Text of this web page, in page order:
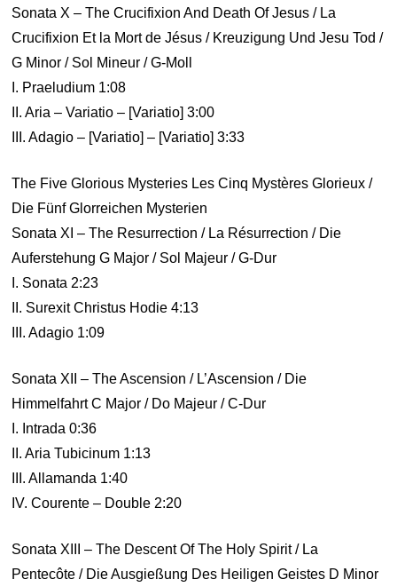
Sonata X – The Crucifixion And Death Of Jesus / La
Crucifixion Et la Mort de Jésus / Kreuzigung Und Jesu Tod /
G Minor / Sol Mineur / G-Moll
I. Praeludium 1:08
II. Aria – Variatio – [Variatio] 3:00
III. Adagio – [Variatio] – [Variatio] 3:33
The Five Glorious Mysteries Les Cinq Mystères Glorieux /
Die Fünf Glorreichen Mysterien
Sonata XI – The Resurrection / La Résurrection / Die
Auferstehung G Major / Sol Majeur / G-Dur
I. Sonata 2:23
II. Surexit Christus Hodie 4:13
III. Adagio 1:09
Sonata XII – The Ascension / L’Ascension / Die
Himmelfahrt C Major / Do Majeur / C-Dur
I. Intrada 0:36
II. Aria Tubicinum 1:13
III. Allamanda 1:40
IV. Courente – Double 2:20
Sonata XIII – The Descent Of The Holy Spirit / La
Pentecôte / Die Ausgießung Des Heiligen Geistes D Minor